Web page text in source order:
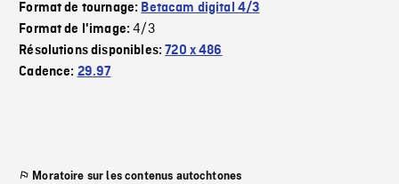
Format de tournage: Betacam digital 4/3
Format de l'image:4/3
Résolutions disponibles:720 x 486
Cadence: 29.97
Moratoire sur les contenus autochtones